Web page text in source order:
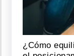
¿Cómo